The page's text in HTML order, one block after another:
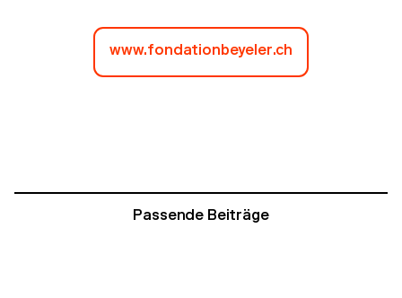
www.fondationbeyeler.ch
Passende Beiträge